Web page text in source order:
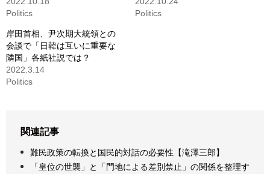
Politics
Politics
岸田首相、尹次期大統領との
会談で「日韓は互いに重要な
隣国」各紙社説では？
2022.3.14
Politics
関連記事
難民政策の転換と国民的対話の必要性【滝澤三郎】
「皇位の世襲」と「門地による差別禁止」の関係を整理す